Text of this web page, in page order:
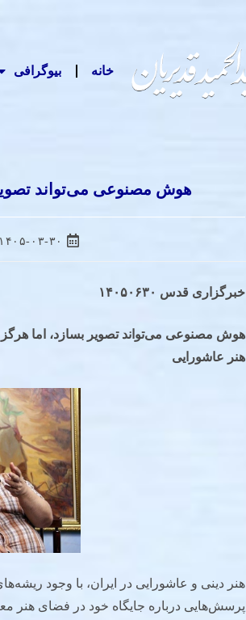
خانه بیوگرافی
هوش مصنوعی می‌تواند
۱۴۰۵-۰۳-۳۰
خبرگزاری قدس ۱۴۰۵۰۶۳۰
هوش مصنوعی می‌تواند تصویر بسازد، اما
هنر عاشورایی
هنر دینی و عاشورایی در ایران، با وجود
پرسش‌هایی درباره جایگاه خود در فضای هنر